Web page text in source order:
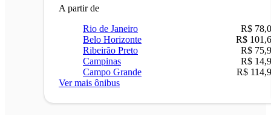
A partir de
Rio de Janeiro
R$
Belo Horizonte
R$
Ribeirão Preto
R$
Campinas
R$
Campo Grande
R$
Ver mais ônibus